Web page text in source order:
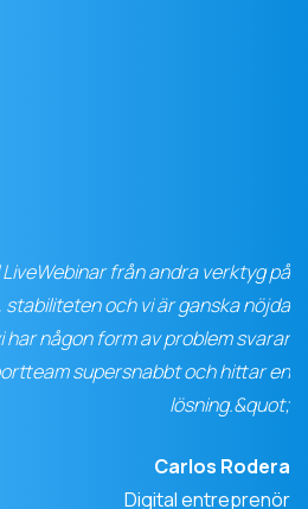
från andra verktyg på
och vi är ganska nöjda
har någon form av problem svarar
supersnabbt och hittar en
lösning.&quot;
Carlos Rodera
Digital entreprenör